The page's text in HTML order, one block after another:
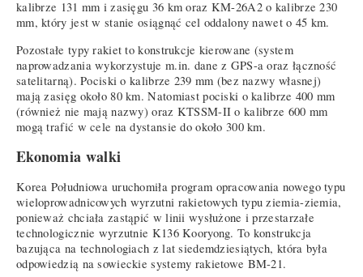
kalibrze 131 mm i zasięgu 36 km oraz KM-26A2 o kalibrze 230
mm, który jest w stanie osiągnąć cel oddalony nawet o 45 km.
Pozostałe typy rakiet to konstrukcje kierowane (system
naprowadzania wykorzystuje m.in. dane z GPS-a oraz łączność
satelitarną). Pociski o kalibrze 239 mm (bez nazwy własnej)
mają zasięg około 80 km. Natomiast pociski o kalibrze 400 mm
(również nie mają nazwy) oraz KTSSM-II o kalibrze 600 mm
mogą trafić w cele na dystansie do około 300 km.
Ekonomia walki
Korea Południowa uruchomiła program opracowania nowego typu
wieloprowadnicowych wyrzutni rakietowych typu ziemia-ziemia,
ponieważ chciała zastąpić w linii wysłużone i przestarzałe
technologicznie wyrzutnie K136 Kooryong. To konstrukcja
bazująca na technologiach z lat siedemdziesiątych, która była
odpowiedzią na sowieckie systemy rakietowe BM-21.